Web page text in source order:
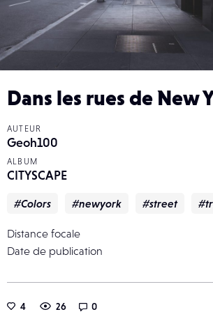
Dans les rues de New
AUTEUR
Geoh100
ALBUM
CITYSCAPE
#Colors #newyork #street
Distance focale
Date de publication
4 26 0